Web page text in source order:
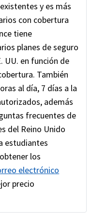
y es más
con cobertura
tiene
planes de seguro
UU. en función de
También
al día, 7 días a la
además
frecuentes de
del Reino Unido
estudiantes
los
electrónico
precio